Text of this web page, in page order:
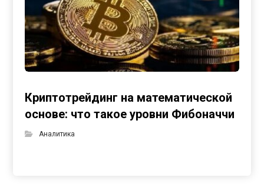
Криптотрейдинг на математической
основе: что такое уровни Фибоначчи
Аналитика